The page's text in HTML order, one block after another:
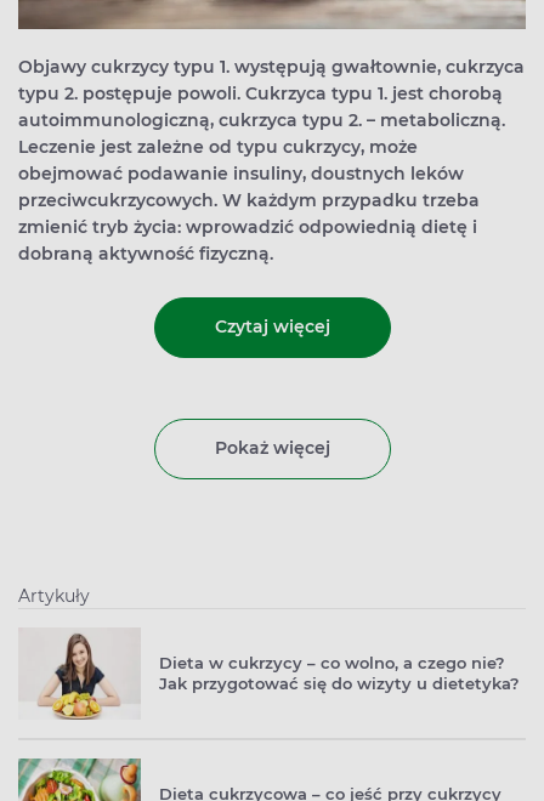
Objawy cukrzycy typu 1. występują gwałtownie, cukrzyca
typu 2. postępuje powoli. Cukrzyca typu 1. jest chorobą
autoimmunologiczną, cukrzyca typu 2. – metaboliczną.
Leczenie jest zależne od typu cukrzycy, może
obejmować podawanie insuliny, doustnych leków
przeciwcukrzycowych. W każdym przypadku trzeba
zmienić tryb życia: wprowadzić odpowiednią dietę i
dobraną aktywność fizyczną.
Czytaj więcej
Pokaż więcej
Artykuły
Dieta w cukrzycy – co wolno, a czego nie?
Jak przygotować się do wizyty u dietetyka?
Dieta cukrzycowa – co jeść przy cukrzycy